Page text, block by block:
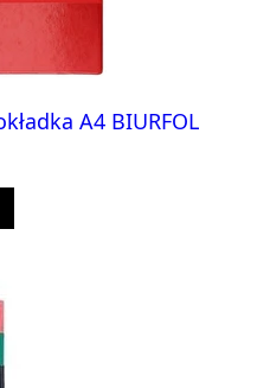
A4 BIURFOL